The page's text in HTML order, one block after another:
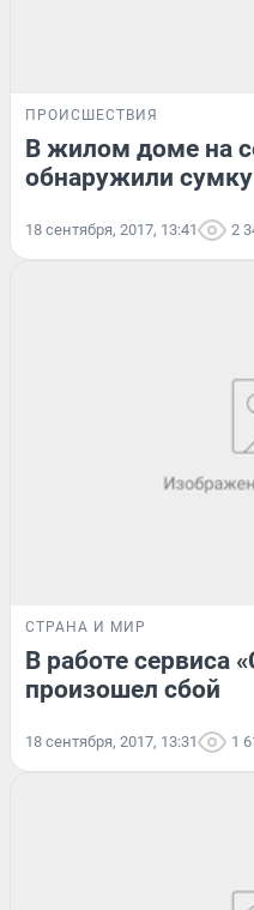
ПРОИСШЕСТВИЯ
В жилом доме на
обнаружили
18 сентября, 2017, 13:41 2
СТРАНА И МИР
В работе сервиса
произошел сбой
18 сентября, 2017, 13:31 1